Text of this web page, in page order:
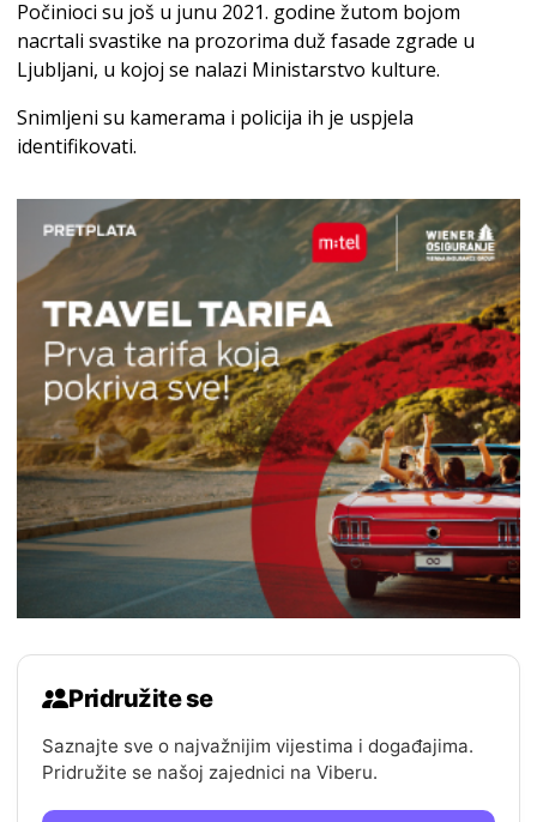
Počinioci su još u junu 2021. godine žutom bojom
nacrtali svastike na prozorima duž fasade zgrade u
Ljubljani, u kojoj se nalazi Ministarstvo kulture.
Snimljeni su kamerama i policija ih je uspjela
identifikovati.
Pridružite se
Saznajte sve o najvažnijim vijestima i događajima.
Pridružite se našoj zajednici na Viberu.